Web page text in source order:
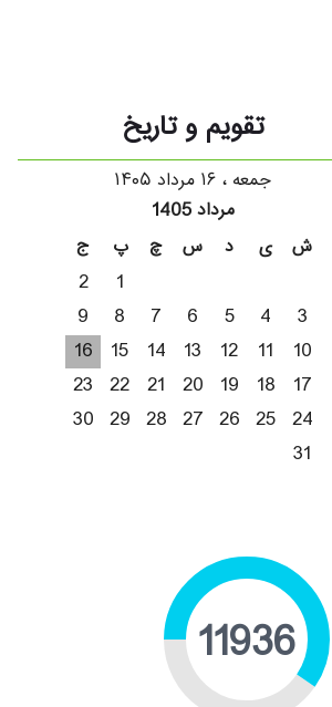
تقویم و تاریخ
جمعه ، ۱۶ مرداد ۱۴۰۵
مرداد 1405
ج
پ چ س د ی
ش
2
1
9
8 7 6 5 4
3
16
15 14 13 12 11
10
23 22 21 20 19 18
17
30 29 28 27 26 25 24
31
17708